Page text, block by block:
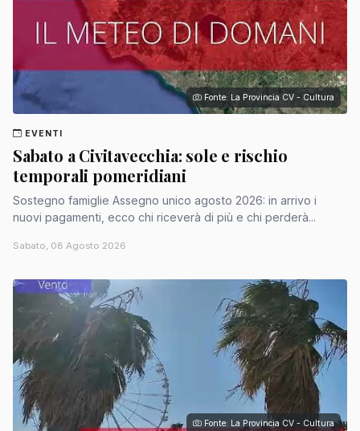
Fonte: La Provincia CV - Cultura
EVENTI
Sabato a Civitavecchia: sole e rischio
temporali pomeridiani
Sostegno famiglie Assegno unico agosto 2026: in arrivo i
nuovi pagamenti, ecco chi riceverà di più e chi perderà...
Sabato, 08 Agosto 2026
Fonte: La Provincia CV - Cultura